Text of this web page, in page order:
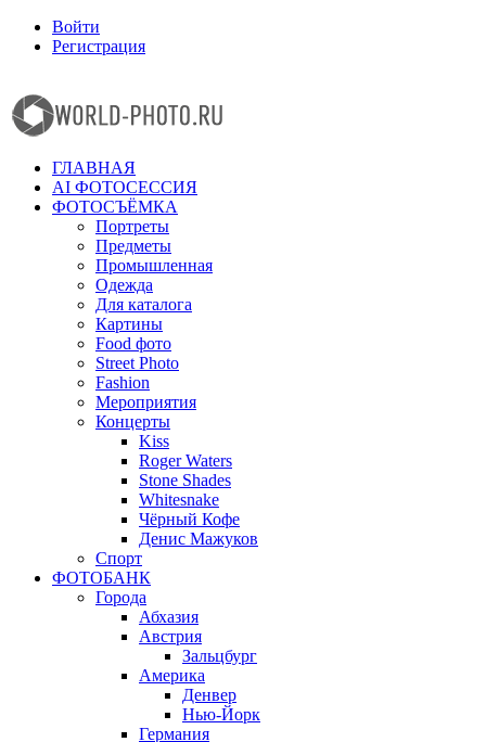
Войти
Регистрация
ГЛАВНАЯ
AI ФОТОСЕССИЯ
ФОТОСЪЁМКА
Портреты
Предметы
Промышленная
Одежда
Для каталога
Картины
Food фото
Street Photo
Fashion
Мероприятия
Концерты
Kiss
Roger Waters
Stone Shades
Whitesnake
Чёрный Кофе
Денис Мажуков
Спорт
ФОТОБАНК
Города
Абхазия
Австрия
Зальцбург
Америка
Денвер
Нью-Йорк
Германия